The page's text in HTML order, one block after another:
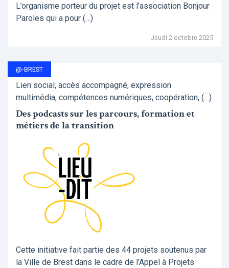
L’organisme porteur du projet est l’association Bonjour
Paroles qui a pour (…)
Jeudi 2 octobre 2025
@-BREST
Lien social, accès accompagné, expression
multimédia, compétences numériques, coopération, (…)
Des podcasts sur les parcours, formation et
métiers de la transition
Cette initiative fait partie des 44 projets soutenus par
la Ville de Brest dans le cadre de l’Appel à Projets